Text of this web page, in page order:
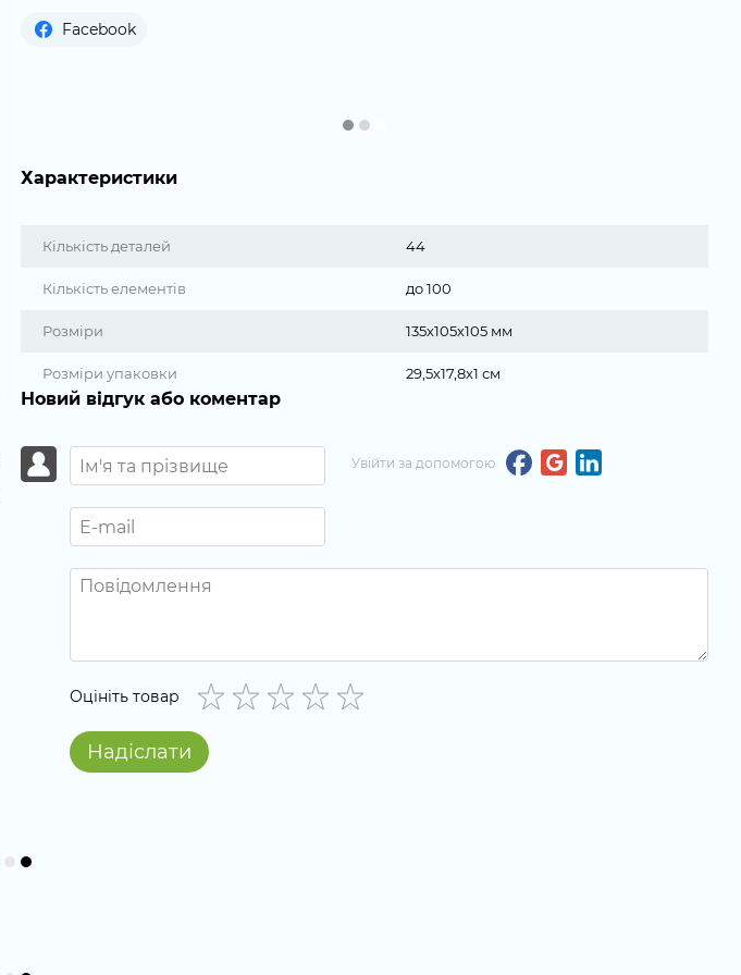
Facebook
Характеристики
Кількість деталей 44
Кількість елементів до 100
Розміри 135х105х105 мм
Розміри упаковки 29,5х17,8х1 см
Новий відгук або коментар
Увійти за допомогою
Оцініть товар
Надіслати